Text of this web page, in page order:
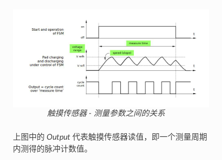
触摸传感器 - 测量参数之间的关系
上图中的 Output代表触摸传感器读值，即一个测量周期
内测得的脉冲计数值。